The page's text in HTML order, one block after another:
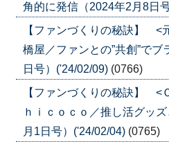
角的に発信（2024年2月8日
【ファンづくりの秘訣】
橋屋／ファンとの”共創”で
日号）('24/02/09) (0766)
【ファンづくりの秘訣】 <
ｈｉｃｏｃｏ／推し活グッ
月1日号）('24/02/04) (0765)